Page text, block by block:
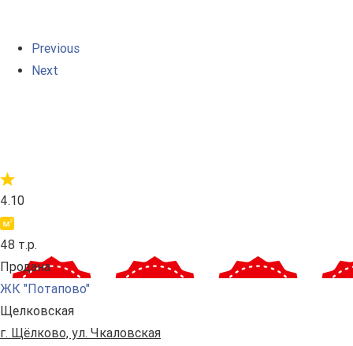
Previous
Next
4.10
48 т.р.
Продана
ЖК "Потапово"
Щелковская
г. Щёлково, ул. Чкаловская